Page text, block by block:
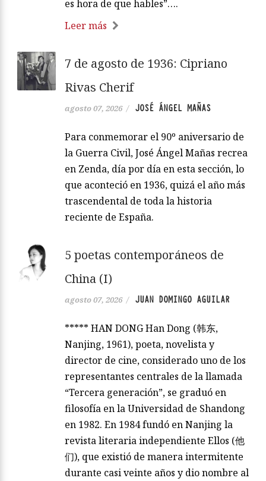
es hora de que hables”….
Leer más
7 de agosto de 1936: Cipriano
Rivas Cherif
agosto 07, 2026 / JOSÉ ÁNGEL MAÑAS
Para conmemorar el 90º aniversario de
la Guerra Civil, José Ángel Mañas recrea
en Zenda, día por día en esta sección, lo
que aconteció en 1936, quizá el año más
trascendental de toda la historia
reciente de España.
5 poetas contemporáneos de
China (I)
agosto 07, 2026 / JUAN DOMINGO AGUILAR
***** HAN DONG Han Dong (韩东,
Nanjing, 1961), poeta, novelista y
director de cine, considerado uno de los
representantes centrales de la llamada
“Tercera generación”, se graduó en
filosofía en la Universidad de Shandong
en 1982. En 1984 fundó en Nanjing la
revista literaria independiente Ellos (他
们), que existió de manera intermitente
durante casi veinte años y dio nombre al